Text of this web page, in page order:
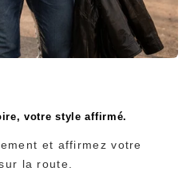
votre style affirmé.
et affirmez votre
la route.